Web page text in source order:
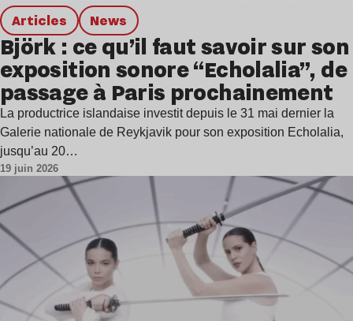
Articles news
Björk : ce qu’il faut savoir sur son
exposition sonore “Echolalia”, de
passage à Paris prochainement
La productrice islandaise investit depuis le 31 mai dernier la
Galerie nationale de Reykjavik pour son exposition Echolalia,
jusqu’au 20…
19 juin 2026